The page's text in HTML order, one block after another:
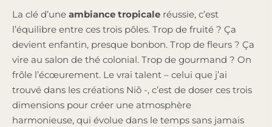
La clé d’une ambiance tropicale réussie, c’est
l’équilibre entre ces trois pôles. Trop de fruité ? Ça
devient enfantin, presque bonbon. Trop de fleurs ? Ça
vire au salon de thé colonial. Trop de gourmand ? On
frôle l’écœurement. Le vrai talent – celui que j’ai
trouvé dans les créations Niõ -, c’est de doser ces trois
dimensions pour créer une atmosphère
harmonieuse, qui évolue dans le temps sans jamais